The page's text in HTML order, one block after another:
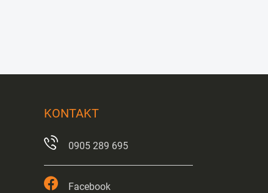
KONTAKT
0905 289 695
Facebook